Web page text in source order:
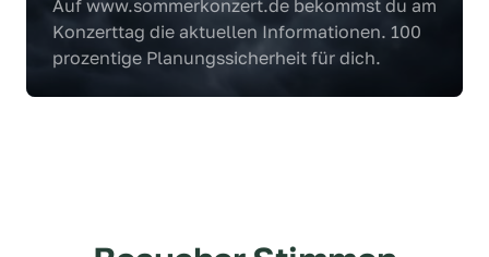
Auf www.sommerkonzert.de bekommst du am
Konzerttag die aktuellen Informationen. 100
prozentige Planungssicherheit für dich.